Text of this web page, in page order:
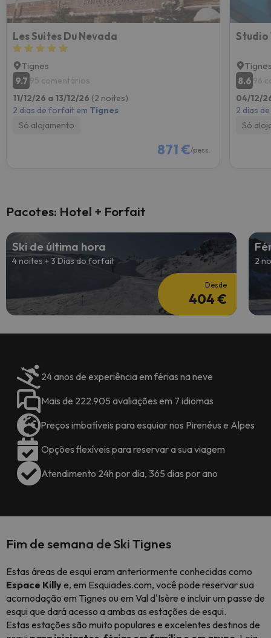
Les Suites Du Nevada
Tignes
9.7 95 comentários
11/12/26 a 13/12/26 (2 noites)
2 dias de forfait em Tignes
Só alojamento
871 €/pess.
8.6 96
04/12/
2 dias
Só
Pacotes: Hotel + Forfait
Ski de última hora
4 noites + 3 Dias do forfait
Desde
404 €
2
24 anos de experiência em férias na neve
Mais de 222.905 avaliações em 7 idiomas
Preços imbatíveis para esquiar nos Pirenéus e Alpes
Opções flexíveis para reservar a sua viagem
Atendimento 24h por dia, 365 dias por ano
Fim de semana de Ski Tignes
Estas áreas de esqui eram anteriormente conhecidas como
Espace Killye, em Esquiades.com, você pode reservar sua
acomodação em Tignes ou em Val d'Isère e incluir um passe de
esqui que dará acesso a ambas as estações de esqui.
Estas estações são muito populares e excelentes destinos de